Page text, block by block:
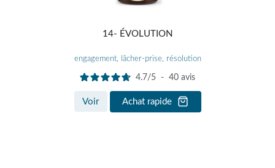
14- ÉVOLUTION
engagement, lâcher-prise, résolution
4.7/5 - 40 avis
Voir Achat rapide